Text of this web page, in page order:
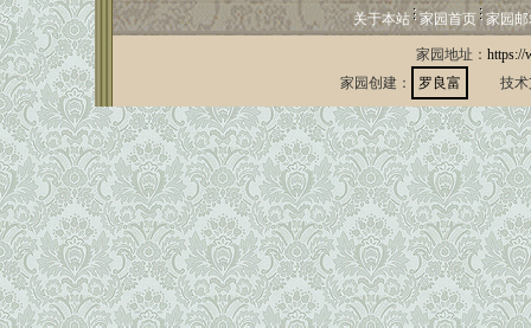
关于本站 家园首页 家园
家园地址： https://
家园创建：
罗良富 技术